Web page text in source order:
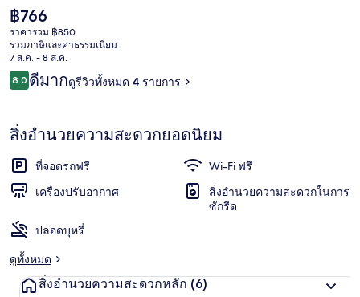
บางใหญ่
ด้านหน้าที่พัก
ราคา
ปัจจุบัน
฿766
฿766
ราคารวม ฿850
รวมภาษีและค่าธรรมเนียม
7 ส.ค. - 8 ส.ค.
รีวิว
8.08.0 จาก 10
ดีมากดูรีวิวทั้งหมด 4 รายการ
สิ่งอำนวยความสะดวกยอดนิยม
ที่จอดรถฟรี
Wi-Fi ฟรี
เครื่องปรับอากาศ
สิ่งอำนวยความสะดวกในการ
ซักรีด
ปลอดบุหรี่
ดูทั้งหมด
สิ่งอำนวยความสะดวกหลัก (6)